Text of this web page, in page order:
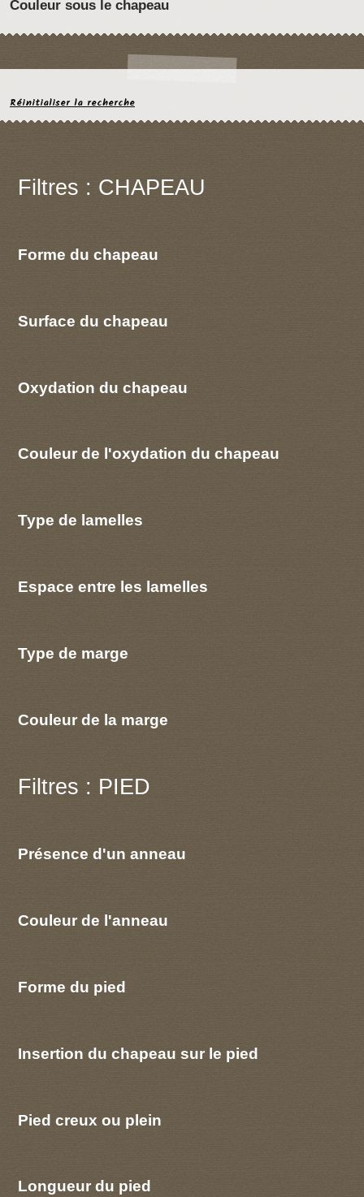
Couleur sous le chapeau
Réinitialiser la recherche
Filtres : CHAPEAU
Forme du chapeau
Surface du chapeau
Oxydation du chapeau
Couleur de l'oxydation du chapeau
Type de lamelles
Espace entre les lamelles
Type de marge
Couleur de la marge
Filtres : PIED
Présence d'un anneau
Couleur de l'anneau
Forme du pied
Insertion du chapeau sur le pied
Pied creux ou plein
Longueur du pied